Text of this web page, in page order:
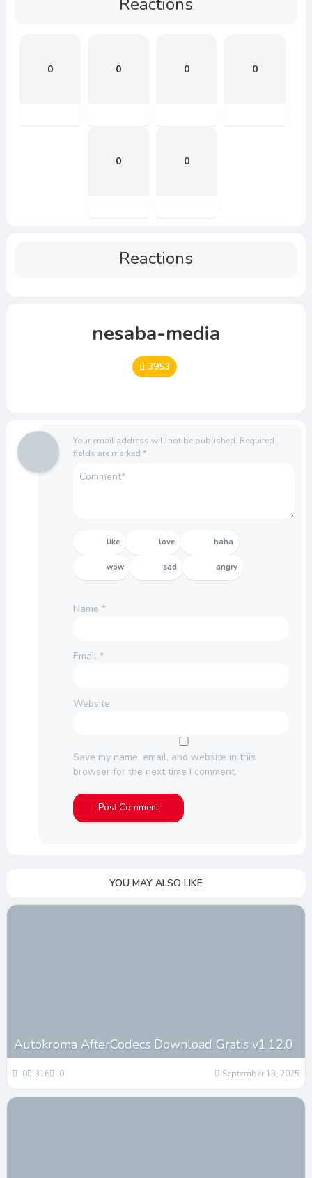
Reactions
0 0 0 0
0 0
Reactions
nesaba-media
3953
Your email address will not be published. Required
fields are marked *
like love haha
wow sad angry
Name *
Email *
Website
Save my name, email, and website in this
browser for the next time I comment.
YOU MAY ALSO LIKE
Autokroma AfterCodecs Download Gratis v1.12.0
0 316 0 September 13, 2025